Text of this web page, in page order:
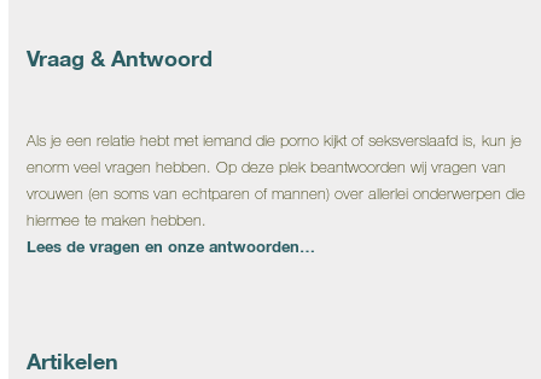
Vraag & Antwoord
Als je een relatie hebt met iemand die porno kijkt of seksverslaafd is, kun je
enorm veel vragen hebben. Op deze plek beantwoorden wij vragen van
vrouwen (en soms van echtparen of mannen) over allerlei onderwerpen die
hiermee te maken hebben.
Lees de vragen en onze antwoorden…
Artikelen